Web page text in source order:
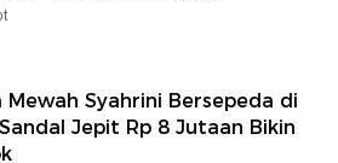
Mewah Syahrini Bersepeda di
Jepit Rp 8 Jutaan Bikin